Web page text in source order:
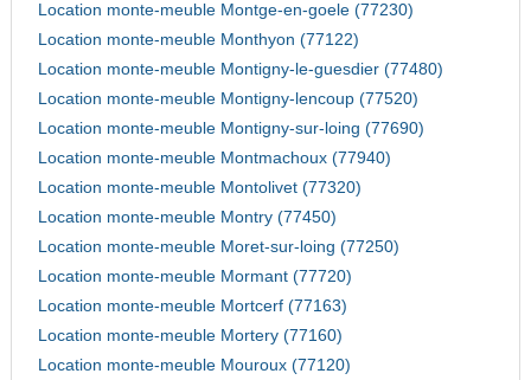
Location monte-meuble Montge-en-goele (77230)
Location monte-meuble Monthyon (77122)
Location monte-meuble Montigny-le-guesdier (77480)
Location monte-meuble Montigny-lencoup (77520)
Location monte-meuble Montigny-sur-loing (77690)
Location monte-meuble Montmachoux (77940)
Location monte-meuble Montolivet (77320)
Location monte-meuble Montry (77450)
Location monte-meuble Moret-sur-loing (77250)
Location monte-meuble Mormant (77720)
Location monte-meuble Mortcerf (77163)
Location monte-meuble Mortery (77160)
Location monte-meuble Mouroux (77120)